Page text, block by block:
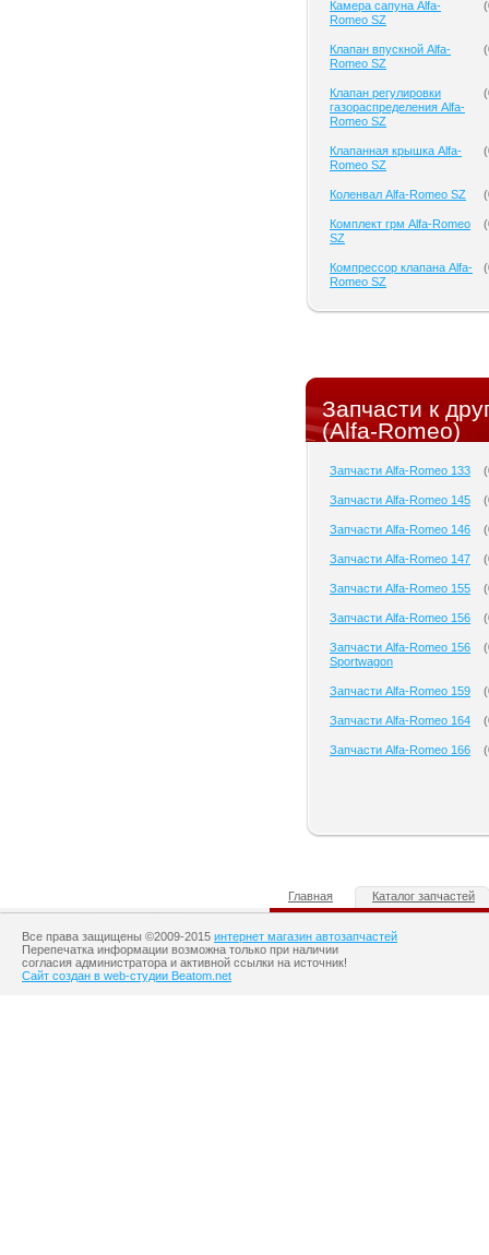
Камера сапуна Alfa-
Romeo SZ
(
Клапан впускной Alfa-
Romeo SZ
(
Клапан регулировки
газораспределения Alfa-
Romeo SZ
(
Клапанная крышка Alfa-
Romeo SZ
(
Коленвал Alfa-Romeo SZ (
Комплект грм Alfa-Romeo
SZ
(
Компрессор клапана Alfa-
Romeo SZ
(
Запчасти к
(Alfa-Romeo)
Запчасти Alfa-Romeo 133 (
Запчасти Alfa-Romeo 145 (
Запчасти Alfa-Romeo 146 (
Запчасти Alfa-Romeo 147 (
Запчасти Alfa-Romeo 155 (
Запчасти Alfa-Romeo 156 (
Запчасти Alfa-Romeo 156
Sportwagon
(
Запчасти Alfa-Romeo 159 (
Запчасти Alfa-Romeo 164 (
Запчасти Alfa-Romeo 166 (
Главная Каталог запчастей
Все права защищены ©2009-2015 интернет магазин автозапчастей
Перепечатка информации возможна только при наличии
согласия администратора и активной ссылки на источник!
Сайт создан в web-студии Beatom.net